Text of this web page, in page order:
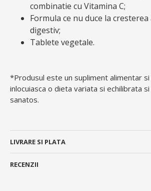
combinatie cu Vitamina C;
Formula ce nu duce la
digestiv;
Tablete vegetale.
*Produsul este un supliment alimentar
inlocuiasca o dieta variata si echilibrata
sanatos.
LIVRARE SI PLATA
RECENZII